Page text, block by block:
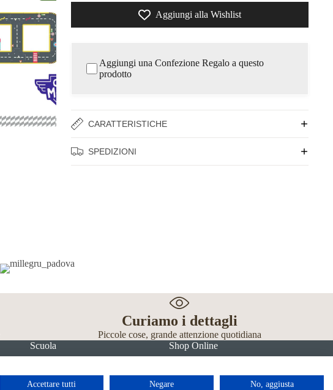
Aggiungi alla Wishlist
Aggiungi una Confezione Regalo a questo
prodotto
CARATTERISTICHE
SPEDIZIONI
Curiamo i dettagli
Piccole cose, grande attenzione quotidiana
Scuola Shop Online
Accettare tutti Negare No, aggiusta